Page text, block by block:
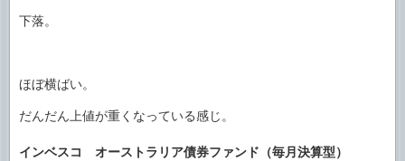
下落。
ほぼ横ばい。
だんだん上値が重くなっている感じ。
インベスコ オーストラリア債券ファンド（毎月決算型）